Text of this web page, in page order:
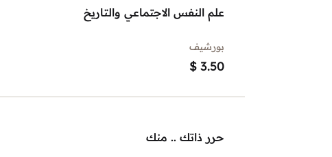
علم النفس الاجتماعي والتاريخ
بورشيف
$ 3.50
حرر ذاتك .. منك